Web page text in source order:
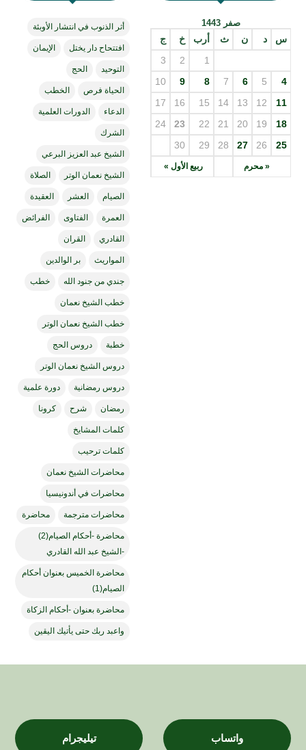
صفر 1443
س د ن ث أرب خ ج
« محرم ربيع الأول »
1
2
3
4
5
6
7
8
9
10
11
12
13
14
15
16
17
18
19
20
21
22
23
24
25
26
27
28
29
30
أثر الذنوب في انتشار الأوبئة
افتتحاح دار يختل الإيمان
التوحيد الحج
الحياة فرص الخطب
الدعاء الدورات العلمية
الشرك
الشيخ عبد العزيز البرعي
الشيخ نعمان الوتر الصلاة
الصيام العشر العقيدة
العمرة الفتاوى الفرائض
القادري القران
المواريث بر الوالدين
جندي من جنود الله خطب
خطب الشيخ نعمان
خطب الشيخ نعمان الوتر
خطبة دروس الحج
دروس الشيخ نعمان الوتر
دروس رمضانية دورة علمية
رمضان شرح كرونا
كلمات المشايخ
كلمات ترحيب
محاضرات الشيخ نعمان
محاضرات في أندونيسيا
محاضرات مترجمة محاضرة
محاضرة -أحكام الصيام(2)
-الشيخ عبد الله القادري
محاضرة الخميس بعنوان أحكام
الصيام(1)
محاضرة بعنوان -أحكام الزكاة
واعبد ربك حتى يأتيك اليقين
واتساب تيليجرام